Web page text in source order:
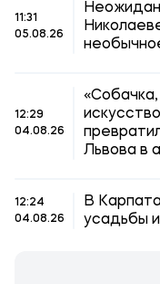
11:31
05.08.26
12:29
04.08.26
Львова в
12:24
04.08.26
В
усадьбы